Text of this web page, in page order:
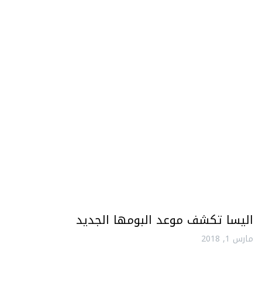
اليسا تكشف موعد البومها الجديد
مارس 1, 2018